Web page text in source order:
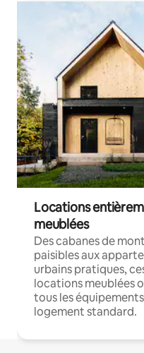
Locations
meublées
Des cabanes de
paisibles aux
urbains pratiques,
locations meublées
tous les
logement standard.